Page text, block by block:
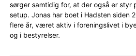
sørger samtidig for, at der også er styr
setup. Jonas har boet i Hadsten siden
flere år, været aktiv i foreningslivet i
og i bestyrelser.